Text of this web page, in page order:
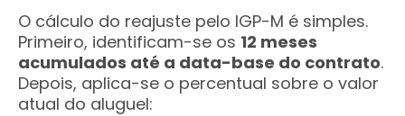
O cálculo do reajuste pelo IGP-M é simples.
Primeiro, identificam-se os 12 meses
acumulados até a data-base do contrato.
Depois, aplica-se o percentual sobre o valor
atual do aluguel: